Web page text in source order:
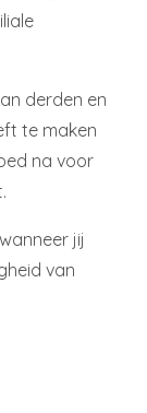
derden en
te maken
na voor
jij
van